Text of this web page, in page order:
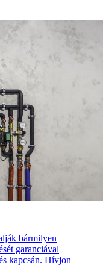
bármilyen
garanciával
kapcsán. Hívjon